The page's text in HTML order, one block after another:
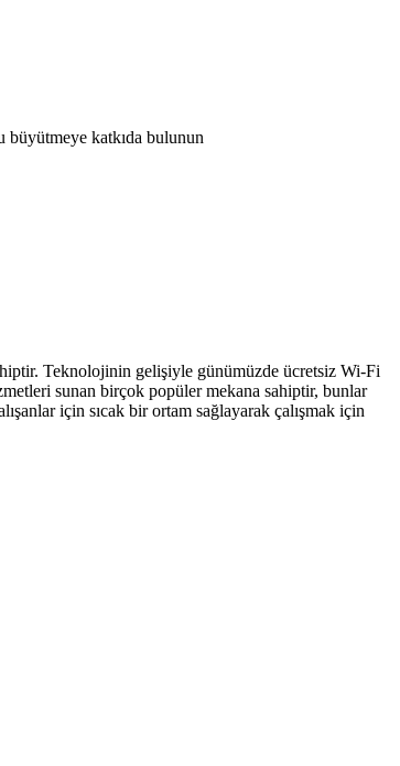
katkıda bulunun
Teknolojinin gelişiyle günümüzde ücretsiz Wi-Fi
sunan birçok popüler mekana sahiptir, bunlar
için sıcak bir ortam sağlayarak çalışmak için